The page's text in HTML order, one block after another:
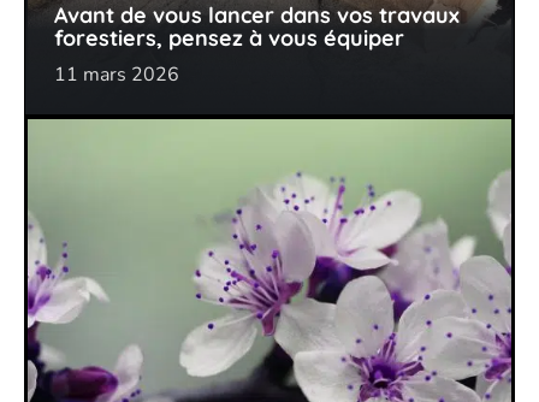
Avant de vous lancer dans vos travaux
forestiers, pensez à vous équiper
11 mars 2026